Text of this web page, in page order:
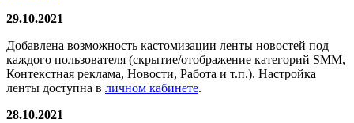
29.10.2021
Добавлена возможность кастомизации ленты новостей под
каждого пользователя (скрытие/отображение категорий SMM,
Контекстная реклама, Новости, Работа и т.п.). Настройка
ленты доступна в личном кабинете.
28.10.2021